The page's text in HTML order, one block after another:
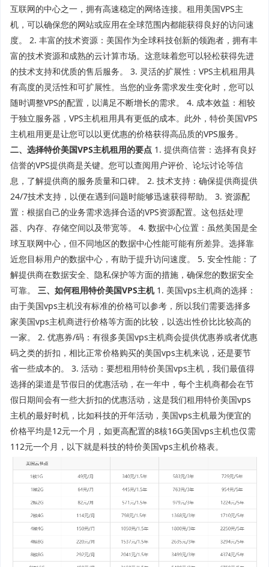
互联网的中心之一，拥有高速稳定的网络连接。租用美国VPS主
机，可以确保您的网站或应用在全球范围内都能获得良好的访问速
度。 2. 丰富的技术资源：美国作为全球科技创新的领跑者，拥有丰
富的技术资源和成熟的云计算市场。这意味着您可以轻松获得先进
的技术支持和优质的售后服务。 3. 灵活的扩展性：VPS主机租用具
有高度的灵活性和可扩展性。当您的业务需求发生变化时，您可以
随时调整VPS的配置，以满足不断增长的需求。 4. 成本效益：相较
于独立服务器，VPS主机租用具有更低的成本。此外，特价美国VPS
主机租用更是让您可以以更优惠的价格获得高品质的VPS服务。
二、选择特价美国VPS主机租用的要点 1. 提供商信誉：选择有良好
信誉的VPS提供商是关键。您可以查阅用户评价、论坛讨论等信
息，了解提供商的服务质量和口碑。 2. 技术支持：确保提供商提供
24/7技术支持，以便在遇到问题时能够迅速获得帮助。 3. 资源配
置：根据自己的业务需求选择合适的VPS资源配置。这包括处理
器、内存、存储空间以及带宽等。 4. 数据中心位置：虽然美国是全
球互联网中心，但不同地区的数据中心性能可能有所差异。选择靠
近您目标用户的数据中心，有助于提升访问速度。 5. 安全性能：了
解提供商在数据安全、隐私保护等方面的措施，确保您的数据安全
可靠。 三、如何租用特价美国VPS主机1. 美国vps主机商的选择：
由于美国vps主机没有标准的价格可以参考，所以我们需要选择多
家美国vps主机商进行价格等方面的比较，以选出性价比比较高的
一家。 2. 优惠券/码：有很多美国vps主机商会提供优惠券或者优惠
码之类的折扣，相比正常价格购买的美国vps主机来说，还是要节
省一些成本的。 3. 活动：要想租用特价美国vps主机，我们最值得
选择的渠道是节假日的优惠活动，在一年中，每个主机商都会在节
假日期间会有一些大折扣的优惠活动，这是我们租用特价美国vps
主机的最好时机，比如科技的开年活动，美国vps主机最为便宜的
价格平均是12元一个月，如更高配置的8核16G美国vps主机也仅需
112元一个月，以下就是科技的特价美国vps主机价格表。